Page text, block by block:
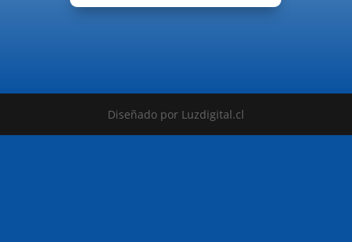
Diseñado por Luzdigital.cl